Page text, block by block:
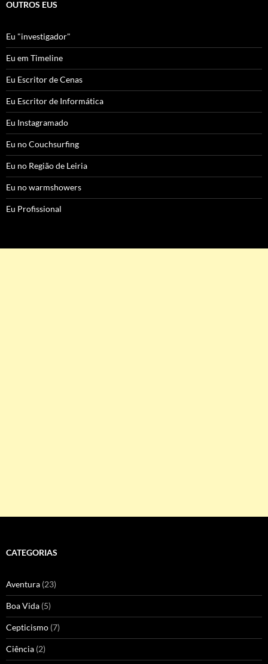
OUTROS EUS
Eu "investigador"
Eu em Timeline
Eu Escritor de Cenas
Eu Escritor de Informática
Eu Instagramado
Eu no Couchsurfing
Eu no Região de Leiria
Eu no warmshowers
Eu Profissional
CATEGORIAS
Aventura (23)
Boa Vida (5)
Cepticismo (7)
Ciência (2)